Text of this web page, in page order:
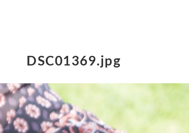
DSC01369.jpg